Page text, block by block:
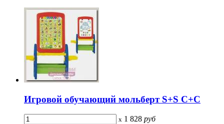
Игровой обучающий мольберт S+S С+С
x 1 828 руб